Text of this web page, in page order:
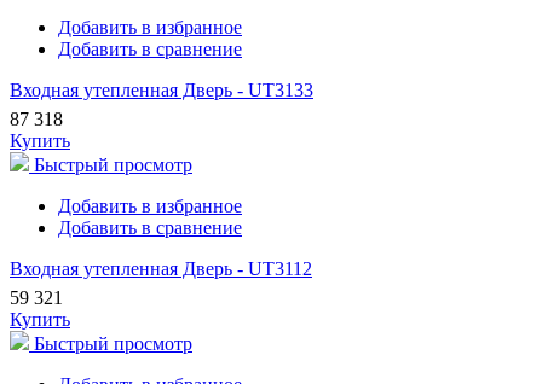
Добавить в избранное
Добавить в сравнение
Входная утепленная Дверь - UT3133
87 318
Купить
Быстрый просмотр
Добавить в избранное
Добавить в сравнение
Входная утепленная Дверь - UT3112
59 321
Купить
Быстрый просмотр